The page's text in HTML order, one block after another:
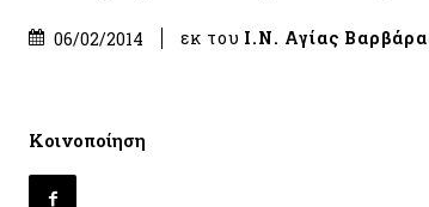
06/02/2014 εκ του Ι.Ν. Αγίας
Κοινοποίηση